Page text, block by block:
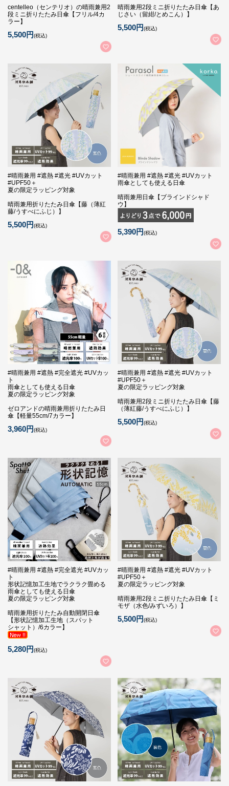
centelleo（センテリオ）の晴雨兼用2
段ミニ折りたたみ日傘【フリル/4カ
ラー】
5,500円(税込)
晴雨兼用2段ミニ折りたたみ日傘【あ
じさい（留紺/とめこん）】
5,500円(税込)
#晴雨兼用 #遮熱 #遮光 #UVカット
#UPF50＋
夏の限定ラッピング対象
晴雨兼用折りたたみ日傘【藤（薄紅
藤/うすべにふじ）】
5,500円(税込)
#晴雨兼用 #遮熱 #遮光 #UVカット
雨傘としても使える日傘
晴雨兼用日傘【ブラインドシャド
ウ】
5,390円(税込)
#晴雨兼用 #遮熱 #完全遮光 #UVカッ
ト
雨傘としても使える日傘
夏の限定ラッピング対象
ゼロアンドの晴雨兼用折りたたみ日
傘【軽量55cm/7カラー】
3,960円(税込)
#晴雨兼用 #遮熱 #遮光 #UVカット
#UPF50＋
夏の限定ラッピング対象
晴雨兼用2段ミニ折りたたみ日傘【藤
（薄紅藤/うすべにふじ）】
5,500円(税込)
#晴雨兼用 #遮熱 #完全遮光 #UVカッ
ト
形状記憶加工生地でラクラク畳める
雨傘としても使える日傘
夏の限定ラッピング対象
晴雨兼用折りたたみ自動開閉日傘
【形状記憶加工生地（スパット
シャット）/6カラー】
5,280円(税込)
#晴雨兼用 #遮熱 #遮光 #UVカット
#UPF50＋
夏の限定ラッピング対象
晴雨兼用2段ミニ折りたたみ日傘【ミ
モザ（水色/みずいろ）】
5,500円(税込)